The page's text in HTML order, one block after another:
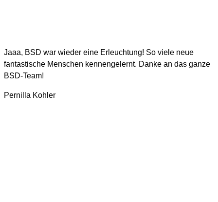
Jaaa, BSD war wieder eine Erleuchtung! So viele neue
fantastische Menschen kennengelernt. Danke an das ganze
BSD-Team!
Pernilla Kohler